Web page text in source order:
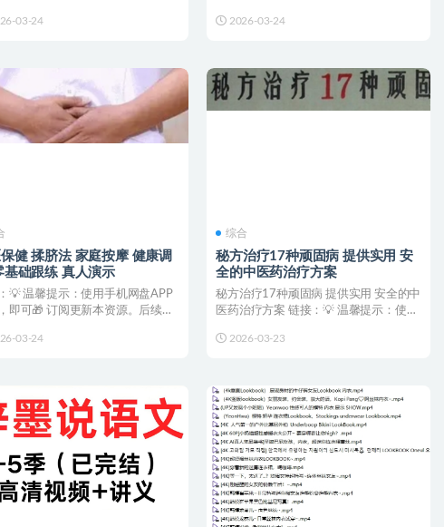
03-24
2026-03-24
健 揉脐法 家庭按摩 健康调
基础跟练 真人演示
💡 温馨提示：使用手机网盘APP
即可🎁 订阅更新本资源。后续更
03-24
综合
秘方治疗17种顽固病 提供实用 安
全的中医药治疗方案
秘方治疗17种顽固病 提供实用 安全的中
医药治疗方案 链接：💡 温馨提示：使用
2026-03-23